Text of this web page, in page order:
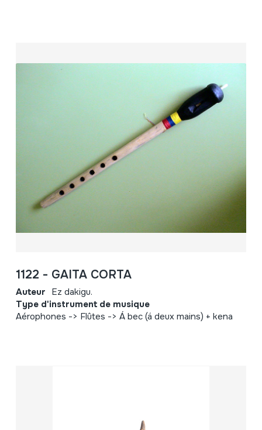
1122 - GAITA CORTA
Auteur Ez dakigu.
Type d'instrument de musique
Aérophones -> Flûtes -> Á bec (á deux mains) + kena